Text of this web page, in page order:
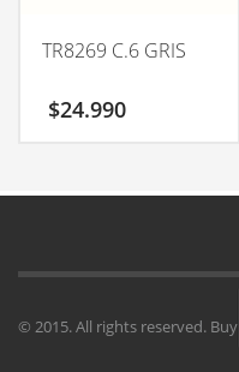
TR8269 C.6 GRIS
$24.990
© 2015. All rights reserved. Buy